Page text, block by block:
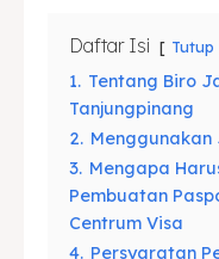
Daftar Isi Tutup
1. Tentang Biro
Tanjungpinang
2. Menggunakan
3. Mengapa
Pembuatan
Centrum Visa
4. Persyaratan